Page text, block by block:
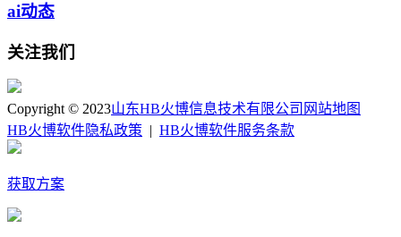
ai动态
关注我们
Copyright © 2023山东HB火博信息技术有限公司 网站地图
HB火博软件隐私政策
HB火博软件服务条款
获取方案